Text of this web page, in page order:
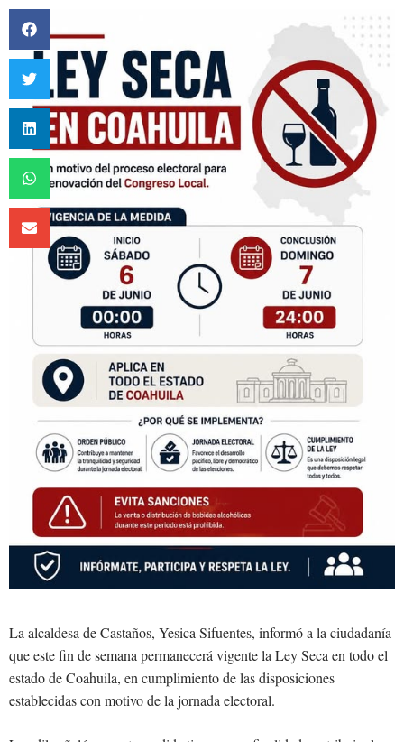
La alcaldesa de Castaños, Yesica Sifuentes, informó a la ciudadanía
que este fin de semana permanecerá vigente la Ley Seca en todo el
estado de Coahuila, en cumplimiento de las disposiciones
establecidas con motivo de la jornada electoral.